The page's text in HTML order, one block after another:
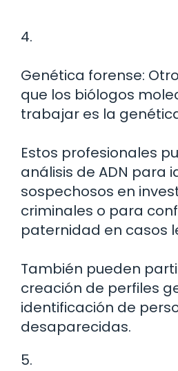
4.
Genética forense:
que los biólogos
trabajar es la
Estos profesionales
análisis de ADN para
sospechosos en
criminales o para
paternidad en casos
También pueden
creación de perfiles
identificación de
desaparecidas.
5.